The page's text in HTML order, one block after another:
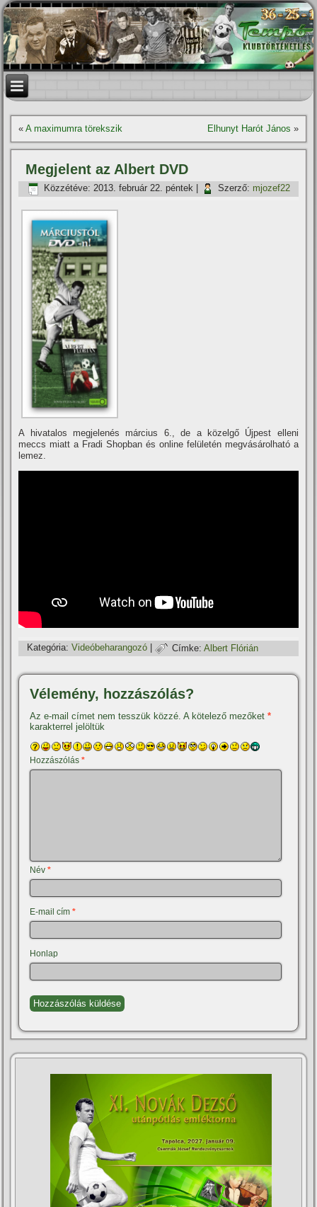
«A maximumra törekszik Elhunyt Harót János »
Megjelent az Albert DVD
Közzétéve: 2013. február 22. péntek Szerző: mjozef22
A hivatalos megjelenés március 6., de a közelgő Újpest elleni
meccs miatt a Fradi Shopban és online felületén megvásárolható a
lemez.
Kategória: Videóbeharangozó | Címke: Albert Flórián
Vélemény, hozzászólás?
Az e-mail címet nem tesszük közzé. A kötelező mezőket*
karakterrel jelöltük
Hozzászólás*
Név*
E-mail cím*
Honlap